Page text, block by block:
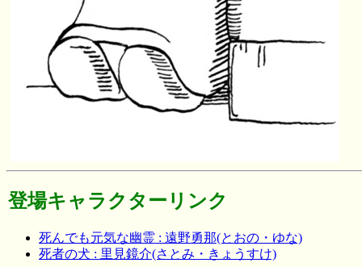
登場キャラクターリンク
死んでも元気な幽霊 : 遠野勇那(とおの・ゆな)
死者の犬 : 里見鏡介(さとみ・きょうすけ)